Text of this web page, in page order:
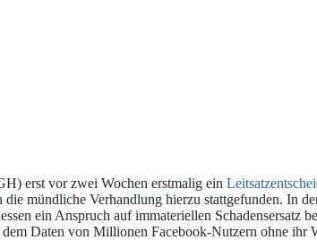
erst vor zwei Wochen erstmalig ein
die mündliche Verhandlung hierzu stattgefunden. In
ein Anspruch auf immateriellen Schadensersatz
Daten von Millionen Facebook-Nutzern ohne ihr